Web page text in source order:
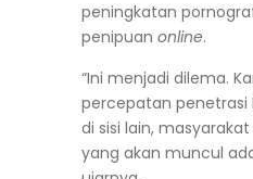
peningkatan
penipuan online.
“Ini menjadi dilema.
percepatan penetrasi
di sisi lain,
yang akan muncul